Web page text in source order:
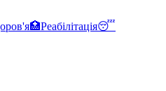
🏥Реабілітація😴